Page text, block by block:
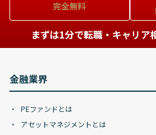
完全無料
まずは1分で転職・キャリア
金融業界
PEファンドとは
アセットマネジメントとは